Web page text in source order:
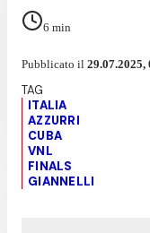
6 min
Pubblicato il 29.07.2025,
ITALIA
AZZURRI
CUBA
VNL
FINALS
GIANNELLI